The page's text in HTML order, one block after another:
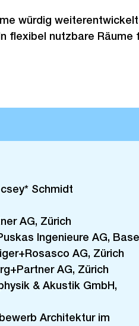
würdig weiterentwickelt
flexibel nutzbare Räume
Schmidt
AG, Zürich
Ingenieure AG,
AG, Zürich
AG, Zürich
& Akustik GmbH,
Architektur im